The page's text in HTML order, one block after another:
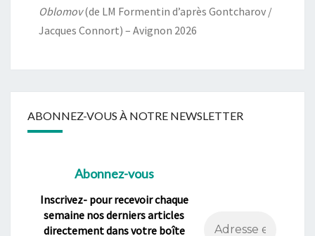
Oblomov(de LM Formentin d’après Gontcharov /
Jacques Connort) – Avignon 2026
ABONNEZ-VOUS À NOTRE NEWSLETTER
Abonnez-vous
Inscrivez- pour recevoir chaque
semaine nos derniers articles
directement dans votre boîte